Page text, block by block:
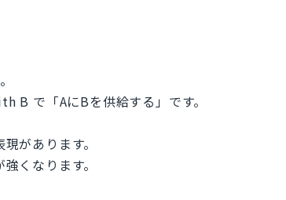
B で「AにBを供給する」です。
があります。
くなります。